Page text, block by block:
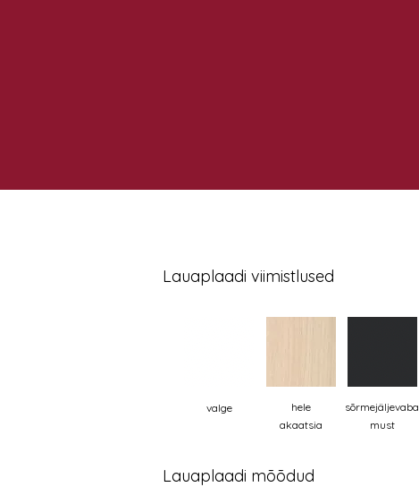
Lauaplaadi viimistlused
valge
hele
akaatsia
sõrmejäljevaba
must
Lauaplaadi mõõdud